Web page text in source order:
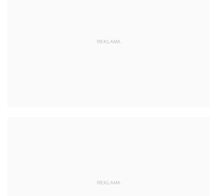
REKLAMA
REKLAMA